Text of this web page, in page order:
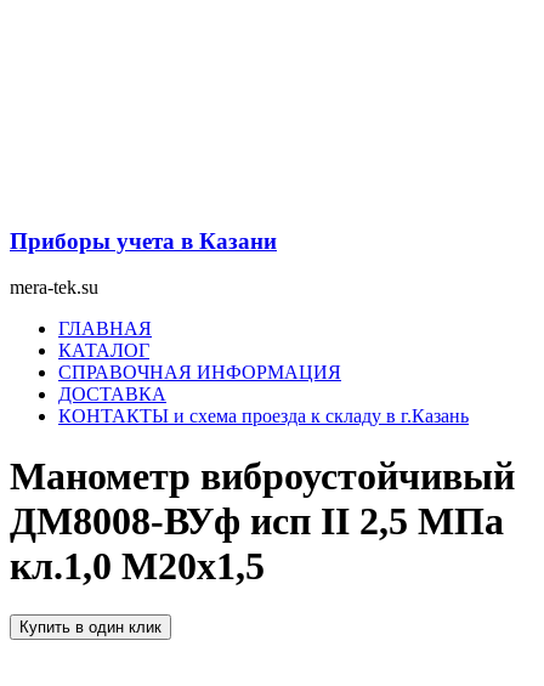
Приборы учета в Казани
mera-tek.su
МенюГЛАВНАЯ
КАТАЛОГ
СПРАВОЧНАЯ ИНФОРМАЦИЯ
ДОСТАВКА
КОНТАКТЫ и схема проезда к складу в г.Казань
Манометр виброустойчивый
ДМ8008-ВУф исп II 2,5 МПа
кл.1,0 М20х1,5
Купить в один клик